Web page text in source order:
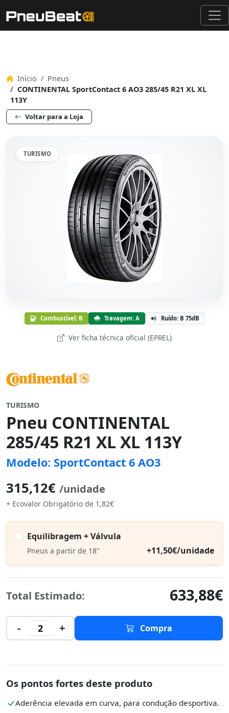
Início
Pneus
CONTINENTAL SportContact 6 AO3 285/45 R21 XL XL
113Y
Voltar para a Loja
TURISMO
Combustível: B Travagem: A Ruído: B 75dB
Ver ficha técnica oficial (EPREL)
TURISMO
Pneu CONTINENTAL
285/45 R21 XL XL 113Y
Modelo: SportContact 6 AO3
315,12€ /unidade
+ Ecovalor Obrigatório de 1,82€
Equilibragem + Válvula
Pneus a partir de 18" +11,50€/unidade
Total Estimado: 633,88€
- 2 + Compra
Os pontos fortes deste produto
Aderência elevada em curva, para condução desportiva.